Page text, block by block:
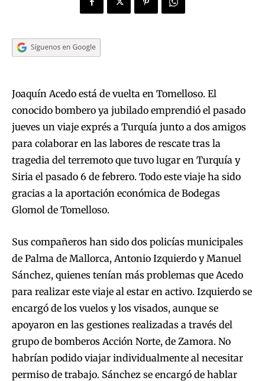
Joaquín Acedo está de vuelta en Tomelloso. El
conocido bombero ya jubilado emprendió el pasado
jueves un viaje exprés a Turquía junto a dos amigos
para colaborar en las labores de rescate tras la
tragedia del terremoto que tuvo lugar en Turquía y
Siria el pasado 6 de febrero. Todo este viaje ha sido
gracias a la aportación económica de Bodegas
Glomol de Tomelloso.
Sus compañeros han sido dos policías municipales
de Palma de Mallorca, Antonio Izquierdo y Manuel
Sánchez, quienes tenían más problemas que Acedo
para realizar este viaje al estar en activo. Izquierdo se
encargó de los vuelos y los visados, aunque se
apoyaron en las gestiones realizadas a través del
grupo de bomberos Acción Norte, de Zamora. No
habrían podido viajar individualmente al necesitar
permiso de trabajo. Sánchez se encargó de hablar